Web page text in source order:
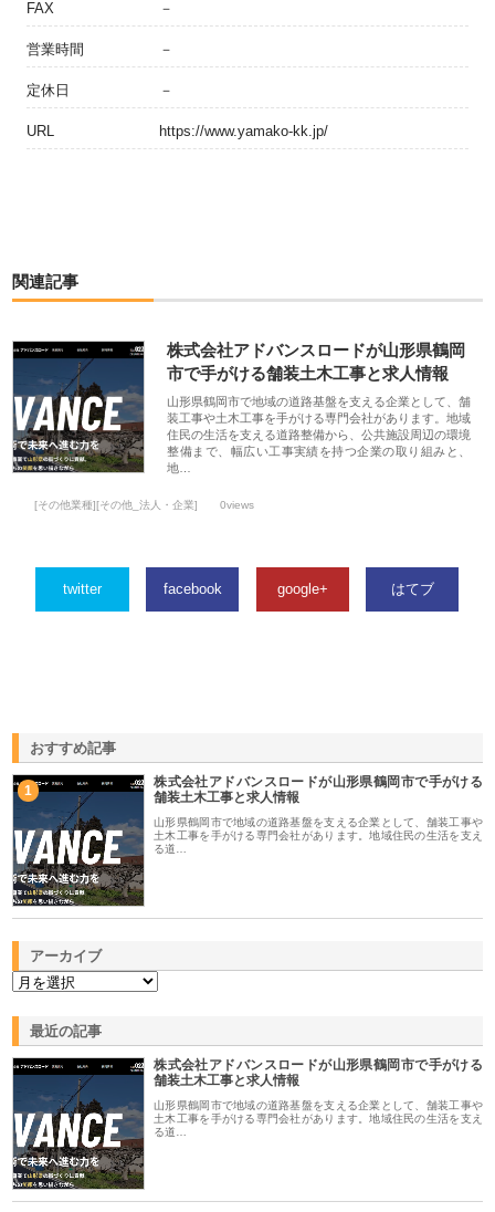
FAX －
営業時間 －
定休日 －
URL https://www.yamako-kk.jp/
関連記事
株式会社アドバンスロードが山形県鶴岡
市で手がける舗装土木工事と求人情報
山形県鶴岡市で地域の道路基盤を支える企業として、舗
装工事や土木工事を手がける専門会社があります。地域
住民の生活を支える道路整備から、公共施設周辺の環境
整備まで、幅広い工事実績を持つ企業の取り組みと、
地…
[その他業種][その他_法人・企業] 0views
twitter facebook google+ はてブ
おすすめ記事
1
株式会社アドバンスロードが山形県鶴岡市で手がける
舗装土木工事と求人情報
山形県鶴岡市で地域の道路基盤を支える企業として、舗装工事や
土木工事を手がける専門会社があります。地域住民の生活を支え
る道…
アーカイブ
最近の記事
株式会社アドバンスロードが山形県鶴岡市で手がける
舗装土木工事と求人情報
山形県鶴岡市で地域の道路基盤を支える企業として、舗装工事や
土木工事を手がける専門会社があります。地域住民の生活を支え
る道…